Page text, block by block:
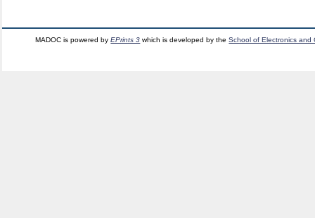
MADOC is powered byEPrints 3 which is developed by theSchool of Electronics and